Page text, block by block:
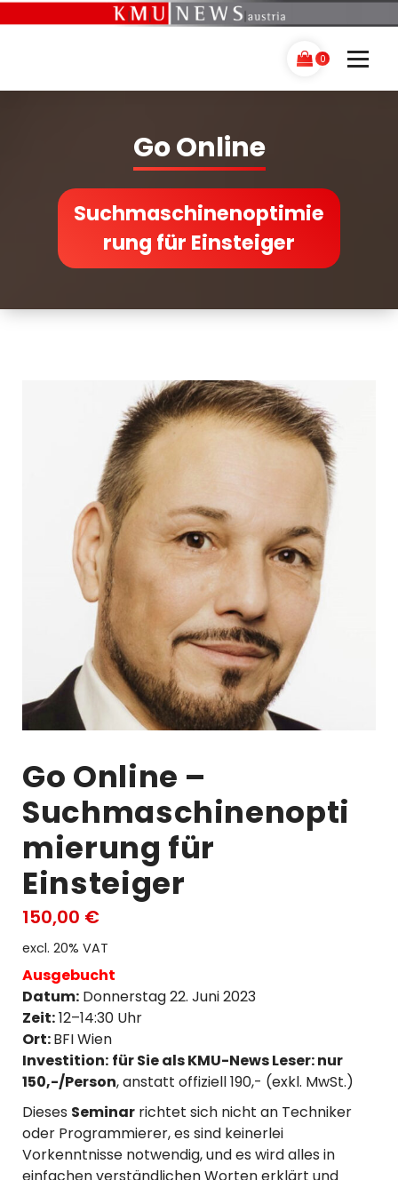
Skip
to
0
Go Online
Suchmaschinenoptimie
rung für Einsteiger
Go Online –
Suchmaschinenopti
mierung für
Einsteiger
150,00 €
excl. 20% VAT
Ausgebucht
Datum: Donnerstag 22. Juni 2023
Zeit:12–14:30 Uhr
Ort:BFI Wien
Investition: für Sie als KMU-News Leser:nur
150,-/Person, anstatt offiziell 190,- (exkl. MwSt.)
Dieses Seminar richtet sich nicht an Techniker
oder Programmierer, es sind keinerlei
Vorkenntnisse notwendig, und es wird alles in